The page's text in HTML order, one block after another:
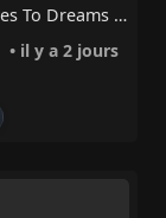
Nightmares To Dreams • Meek Mill
• il y a 2 jours